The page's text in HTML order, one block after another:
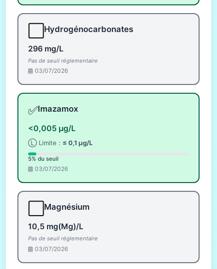
Hydrogénocarbonates
296 mg/L
Pas de seuil réglementaire
03/07/2026
✅Imazamox
<0,005 µg/L
Ⓛ Limite : ≤ 0,1 µg/L
5% du seuil
03/07/2026
Magnésium
10,5 mg(Mg)/L
Pas de seuil réglementaire
03/07/2026